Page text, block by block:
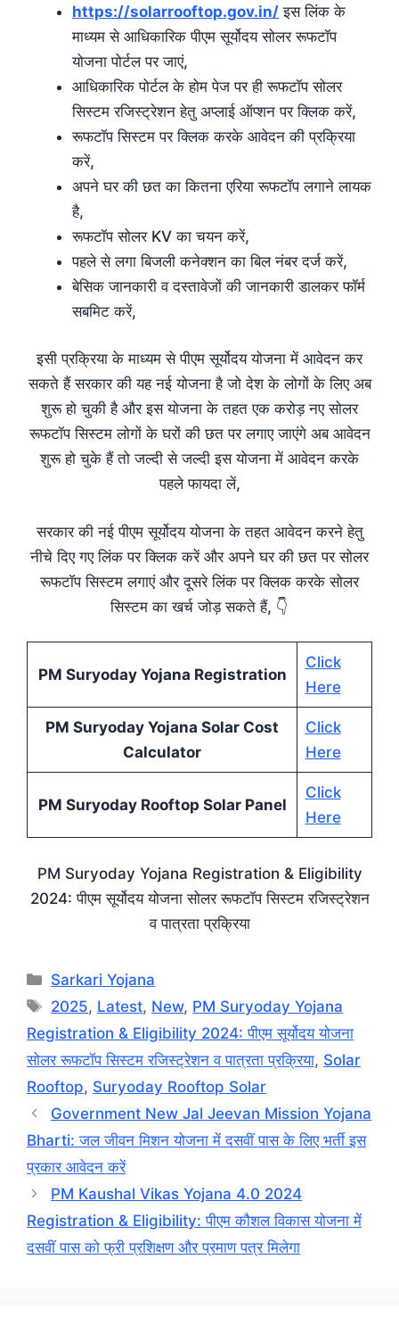
https://solarrooftop.gov.in/ इस लिंक के
माध्यम से आधिकारिक पीएम सूर्योदय सोलर रूफटॉप
योजना पोर्टल पर जाएं,
आधिकारिक पोर्टल के होम पेज पर ही रूफटॉप सोलर
सिस्टम रजिस्ट्रेशन हेतु अप्लाई ऑप्शन पर क्लिक करें,
रूफटॉप सिस्टम पर क्लिक करके आवेदन की प्रक्रिया
करें,
अपने घर की छत का कितना एरिया रूफटॉप लगाने लायक
है,
रूफटॉप सोलर KV का चयन करें,
पहले से लगा बिजली कनेक्शन का बिल नंबर दर्ज करें,
बेसिक जानकारी व दस्तावेजों की जानकारी डालकर फॉर्म
सबमिट करें,
इसी प्रक्रिया के माध्यम से पीएम सूर्योदय योजना में आवेदन कर
सकते हैं सरकार की यह नई योजना है जो देश के लोगों के लिए अब
शुरू हो चुकी है और इस योजना के तहत एक करोड़ नए सोलर
रूफटॉप सिस्टम लोगों के घरों की छत पर लगाए जाएंगे अब आवेदन
शुरू हो चुके हैं तो जल्दी से जल्दी इस योजना में आवेदन करके
पहले फायदा लें,
सरकार की नई पीएम सूर्योदय योजना के तहत आवेदन करने हेतु
नीचे दिए गए लिंक पर क्लिक करें और अपने घर की छत पर सोलर
रूफटॉप सिस्टम लगाएं और दूसरे लिंक पर क्लिक करके सोलर
सिस्टम का खर्च जोड़ सकते हैं, 👇
PM Suryoday Yojana Registration
Click
Here
PM Suryoday Yojana Solar Cost
Calculator
Click
Here
PM Suryoday Rooftop Solar Panel
Click
Here
PM Suryoday Yojana Registration & Eligibility
2024: पीएम सूर्योदय योजना सोलर रूफटॉप सिस्टम रजिस्ट्रेशन
व पात्रता प्रक्रिया
Categories
Sarkari Yojana
Tags
2025, Latest, New, PM Suryoday Yojana
Registration & Eligibility 2024: पीएम सूर्योदय योजना
सोलर रूफटॉप सिस्टम रजिस्ट्रेशन व पात्रता प्रक्रिया, Solar
Rooftop, Suryoday Rooftop Solar
Government New Jal Jeevan Mission Yojana
Bharti: जल जीवन मिशन योजना में दसवीं पास के लिए भर्ती इस
प्रकार आवेदन करें
PM Kaushal Vikas Yojana 4.0 2024
Registration & Eligibility: पीएम कौशल विकास योजना में
दसवीं पास को फ्री प्रशिक्षण और प्रमाण पत्र मिलेगा